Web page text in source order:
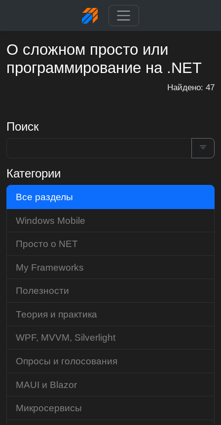
О сложном просто или
программирование на .NET
Найдено: 47
Поиск
Категории
Все разделы
Windows Mobile
Просто о NET
My Frameworks
Полезности
Теория и практика
WPF, MVVM, Silverlight
Опросы и голосования
MAUI и Blazor
Микросервисы